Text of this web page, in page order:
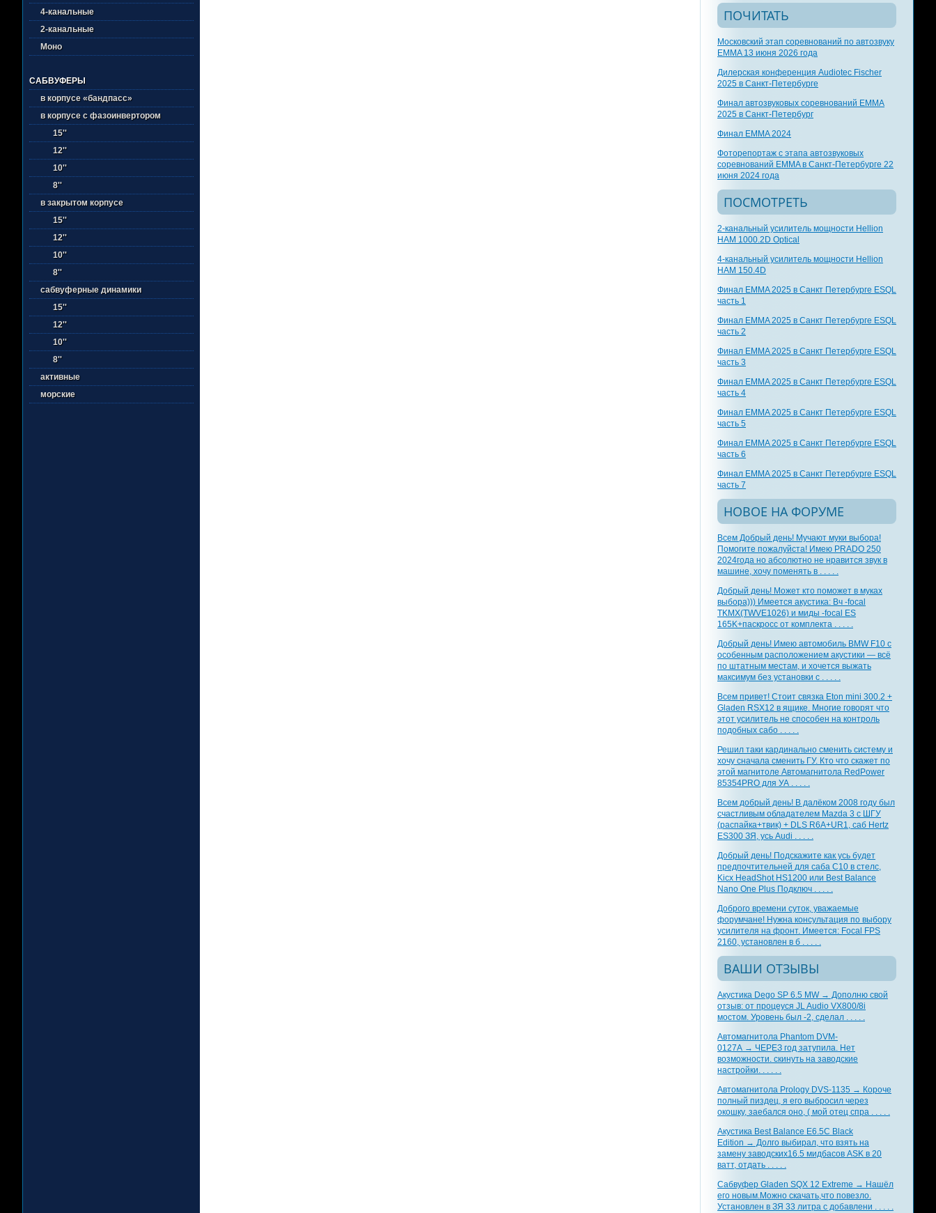
4-канальные
2-канальные
Моно
САБВУФЕРЫ
в корпусе «бандпасс»
в корпусе с фазоинвертором
15''
12''
10''
8''
в закрытом корпусе
15''
12''
10''
8''
сабвуферные динамики
15''
12''
10''
8''
активные
морские
ПОЧИТАТЬ
Московский этап соревнований по автозвуку
EMMA 13 июня 2026 года
Дилерская конференция Audiotec Fischer
2025 в Санкт-Петербурге
Финал автозвуковых соревнований EMMA
2025 в Санкт-Петербург
Финал EMMA 2024
Фоторепортаж с этапа автозвуковых
соревнований EMMA в Санкт-Петербурге 22
июня 2024 года
ПОСМОТРЕТЬ
2-канальный усилитель мощности Hellion
HAM 1000.2D Optical
4-канальный усилитель мощности Hellion
HAM 150.4D
Финал EMMA 2025 в Санкт Петербурге ESQL
часть 1
Финал EMMA 2025 в Санкт Петербурге ESQL
часть 2
Финал EMMA 2025 в Санкт Петербурге ESQL
часть 3
Финал EMMA 2025 в Санкт Петербурге ESQL
часть 4
Финал EMMA 2025 в Санкт Петербурге ESQL
часть 5
Финал EMMA 2025 в Санкт Петербурге ESQL
часть 6
Финал EMMA 2025 в Санкт Петербурге ESQL
часть 7
НОВОЕ НА ФОРУМЕ
Всем Добрый день! Мучают муки выбора!
Помогите пожалуйста! Имею PRADO 250
2024года но абсолютно не нравится звук в
машине, хочу поменять в . . . . .
Добрый день! Может кто поможет в муках
выбора))) Имеется акустика: Вч -focal
TKMX(TWVE1026) и миды -focal ES
165K+паскросс от комплекта . . . . .
Добрый день! Имею автомобиль BMW F10 с
особенным расположением акустики — всё
по штатным местам, и хочется выжать
максимум без установки с . . . . .
Всем привет! Стоит связка Eton mini 300.2 +
Gladen RSX12 в ящике. Многие говорят что
этот усилитель не способен на контроль
подобных сабо . . . . .
Решил таки кардинально сменить систему и
хочу сначала сменить ГУ. Кто что скажет по
этой магнитоле Автомагнитола RedPower
85354PRO для УА . . . . .
Всем добрый день! В далёком 2008 году был
счастливым обладателем Mazda 3 с ШГУ
(распайка+твик) + DLS R6A+UR1, саб Hertz
ES300 ЗЯ, усь Audi . . . . .
Добрый день! Подскажите как усь будет
предпочтительней для саба С10 в стелс,
Kicx HeadShot HS1200 или Best Balance
Nano One Plus Подключ . . . . .
Доброго времени суток, уважаемые
форумчане! Нужна консультация по выбору
усилителя на фронт. Имеется: Focal FPS
2160, установлен в б . . . . .
ВАШИ ОТЗЫВЫ
Акустика Dego SP 6.5 MW → Дополню свой
отзыв: от процеуся JL Audio VX800/8i
мостом. Уровень был -2, сделал . . . . .
Автомагнитола Phantom DVM-
0127A → ЧЕРЕЗ год затупила. Нет
возможности. скинуть на заводские
настройки. . . . . .
Автомагнитола Prology DVS-1135 → Короче
полный пиздец, я его выбросил через
окошку, заебался оно, ( мой отец спра . . . . .
Акустика Best Balance E6.5C Black
Edition → Долго выбирал, что взять на
замену заводских16.5 мидбасов ASK в 20
ватт, отдать . . . . .
Сабвуфер Gladen SQX 12 Extreme → Нашёл
его новым.Можно скачать,что повезло.
Установлен в ЗЯ 33 литра с добавлени . . . . .